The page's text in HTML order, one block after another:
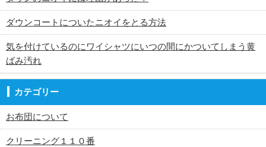
ダウンコートについたニオイをとる方法
気を付けているのにワイシャツにいつの間にかついてしまう黄
ばみ汚れ
カテゴリー
お布団について
クリーニング１１０番